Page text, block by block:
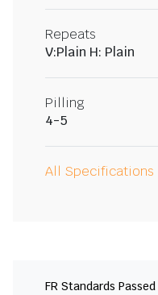
Repeats
V:Plain H: Plain
Pilling
4-5
All Specifications
FR Standards Passed